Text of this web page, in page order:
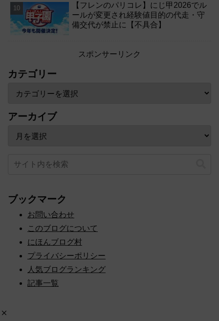
【フレンのパリコレ】にじ甲2026でル
ールが変更され経験値目的の代走・守
備交代が禁止に【不具合】
スポンサーリンク
カテゴリー
アーカイブ